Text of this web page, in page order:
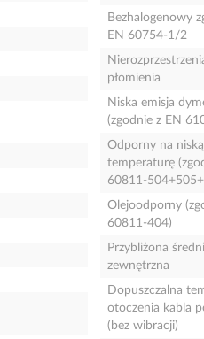
Bezhalogenowy
EN 60754-1/2
płomienia
Niska emisja
(zgodnie z EN
Odporny na niską
temperaturę
60811-
Olejoodporny
60811-404)
Przybliżona
zewnętrzna
Dopuszczalna
otoczenia kabla
(bez wibracji)